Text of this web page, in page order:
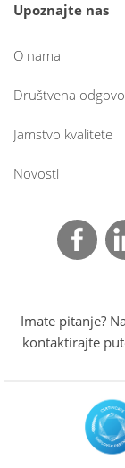
Upoznajte nas
O nama
Društvena
Jamstvo kvalitete
Novosti
Imate pitanje?
kontaktirajte